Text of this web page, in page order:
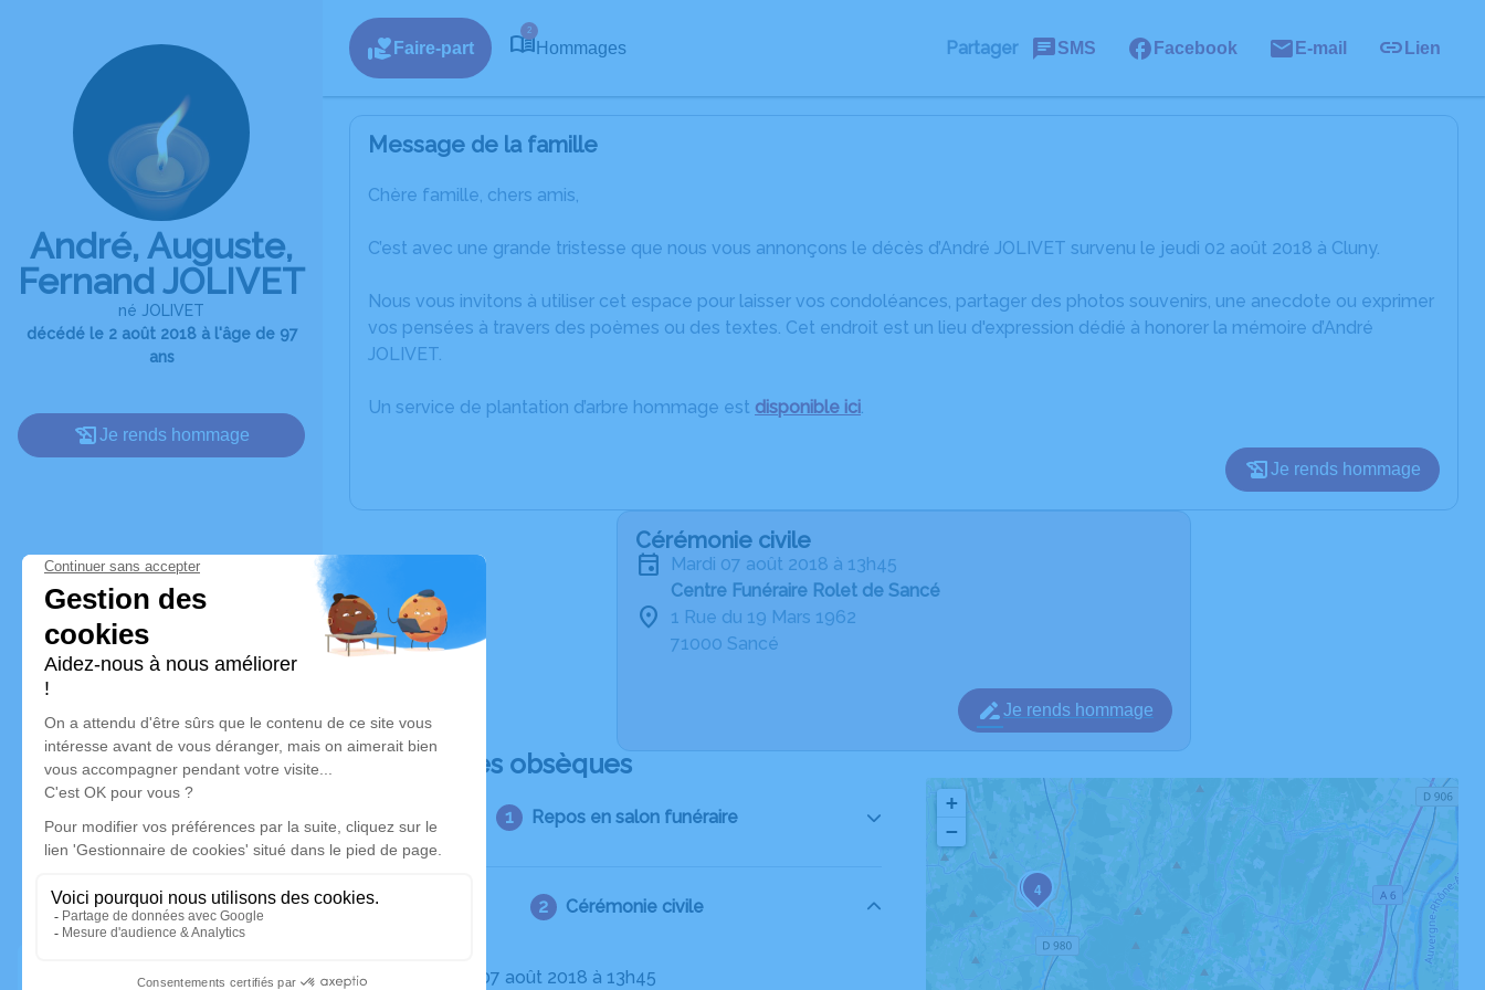
André, Auguste,
Fernand JOLIVET
né JOLIVET
décédé le 2 août 2018 à l'âge de 97
ans
Je rends hommage
Faire-part
2
Hommages Partager SMS Facebook E-mail Lien
Message de la famille
Chère famille, chers amis,
C’est avec une grande tristesse que nous vous annonçons le décès d’André JOLIVET survenu le jeudi 02 août 2018 à Cluny.
Nous vous invitons à utiliser cet espace pour laisser vos condoléances, partager des photos souvenirs, une anecdote ou exprimer
vos pensées à travers des poèmes ou des textes. Cet endroit est un lieu d'expression dédié à honorer la mémoire d’André
JOLIVET.
Un service de plantation d’arbre hommage est disponible ici.
Je rends hommage
Cérémonie civile
mardi 07 août 2018 à 13h45
Centre Funéraire Rolet de Sancé
1 Rue du 19 Mars 1962
71000 Sancé
Je rends hommage
Déroulé des obsèques
Repos en salon funéraire
Cérémonie civile
Le mardi 07 août 2018 à 13h45
14
+
−